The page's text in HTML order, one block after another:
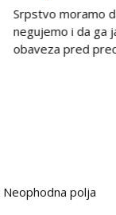
Srpstvo moramo
negujemo i da ga
obaveza pred
Neophodna polja